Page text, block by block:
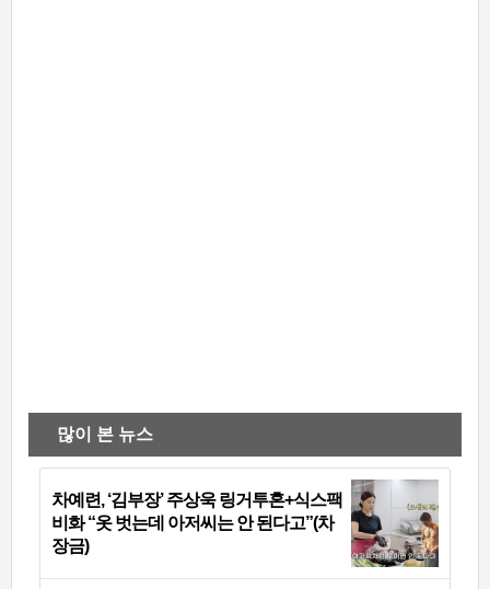
많이 본 뉴스
차예련, ‘김부장’ 주상욱 링거투혼+식스팩
비화 “옷 벗는데 아저씨는 안 된다고”(차
장금)